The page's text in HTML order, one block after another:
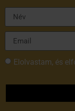
Elolvastam, és